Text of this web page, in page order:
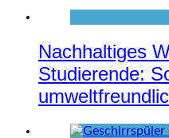
Nachhaltiges
Studierende: